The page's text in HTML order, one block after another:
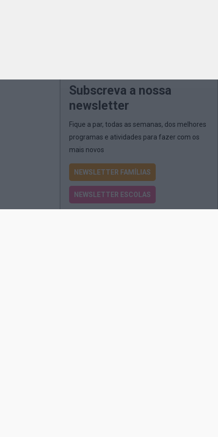
Subscreva a nossa
newsletter
Fique a par, todas as semanas, dos melhores
programas e atividades para fazer com os
mais novos
NEWSLETTER FAMÍLIAS
NEWSLETTER ESCOLAS